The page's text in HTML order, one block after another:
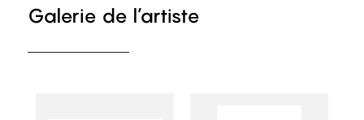
Galerie de l’artiste